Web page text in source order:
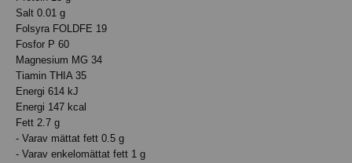
Salt 0.01 g
Folsyra FOLDFE 19
Fosfor P 60
Magnesium MG 34
Tiamin THIA 35
Energi 614 kJ
Energi 147 kcal
Fett 2.7 g
- Varav mättat fett 0.5 g
- Varav enkelomättat fett 1 g